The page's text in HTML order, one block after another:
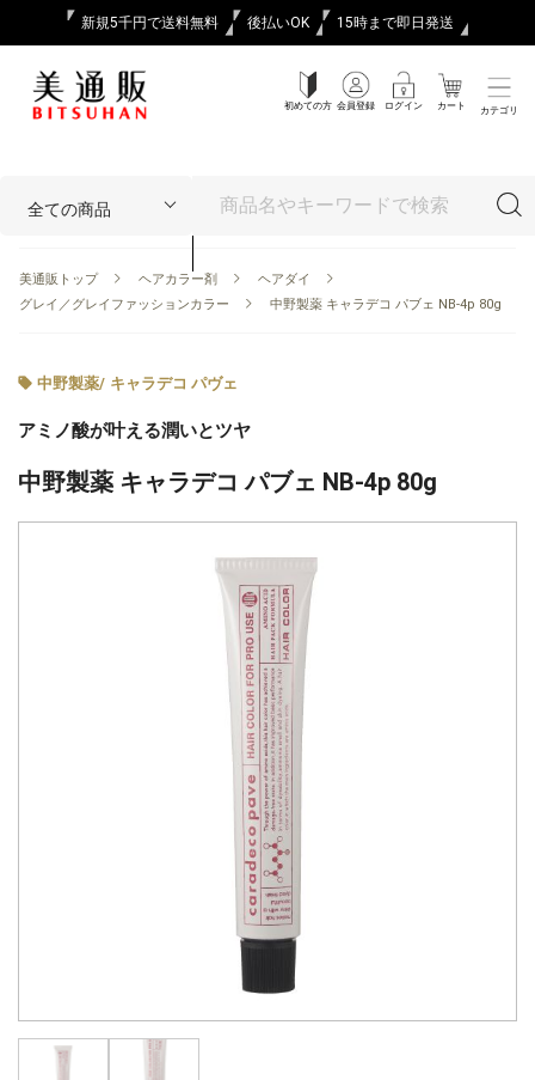
新規5千円で送料無料 後払いOK 15時まで即日発送
初めての方 会員登録 ログイン カート カテゴリ
美通販トップ ヘアカラー剤
ヘアダイ
グレイ／グレイファッションカラー
中野製薬 キャラデコ パブェ NB-4p 80g
中野製薬/ キャラデコ パヴェ
アミノ酸が叶える潤いとツヤ
中野製薬 キャラデコ パブェ NB-4p 80g